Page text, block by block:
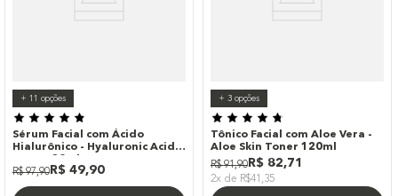
+ 11 opções
Sérum Facial com Ácido
Hialurônico - Hyaluronic Acid
R$ 97,90R$ 49,90
+ 3opções
Tônico Facial com Aloe Vera -
Aloe Skin Toner 120ml
R$ 91,90R$ 82,71
2x de R$41,35